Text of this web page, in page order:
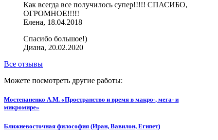
Как всегда все получилось супер!!!!! СПАСИБО,
ОГРОМНОЕ!!!!!
Елена, 18.04.2018
Спасибо большое!)
Диана, 20.02.2020
Все отзывы
Можете посмотреть другие работы:
Мостепаненко А.М. «Пространство и время в макро-, мега- и
микромире»
Ближневосточная философия (Иран, Вавилон, Египет)